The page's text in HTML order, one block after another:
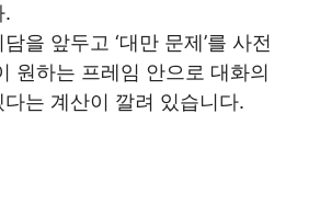
.
을 앞두고 ‘대만 문제’를 사전
원하는 프레임 안으로 대화의
는 계산이 깔려 있습니다.